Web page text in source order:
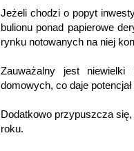
Jeżeli chodzi o popyt
bulionu ponad papierowe
rynku notowanych na niej
Zauważalny jest niewielki
domowych, co daje
Dodatkowo przypuszcza
roku.